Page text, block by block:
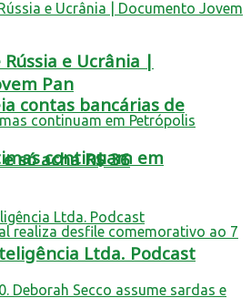
contas bancárias de
só acha R$ 36
e Ucrânia |
Pan
continuam em
Ltda. Podcast